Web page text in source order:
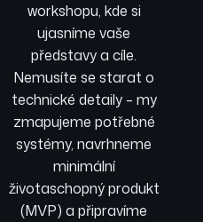
workshopu, kde si
ujasníme vaše
představy a cíle.
Nemusíte se starat o
technické detaily – my
zmapujeme potřebné
systémy, navrhneme
minimální
životaschopný produkt
(MVP) a připravíme